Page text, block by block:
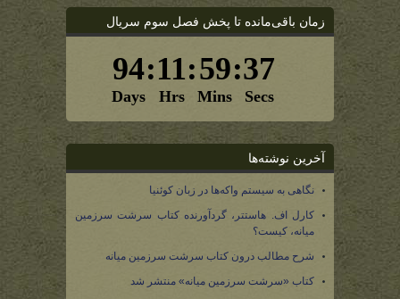
زمان باقی‌مانده تا پخش فصل سوم سریال
آخرین نوشته‌ها
نگاهی به سیستم واکه‌ها در زبان کوئنیا
کارل اف. هاستتر، گردآورنده کتاب سرشت سرزمین
میانه، کیست؟
شرح مطالب درون کتاب سرشت سرزمین میانه
کتاب «سرشت سرزمین میانه» منتشر شد